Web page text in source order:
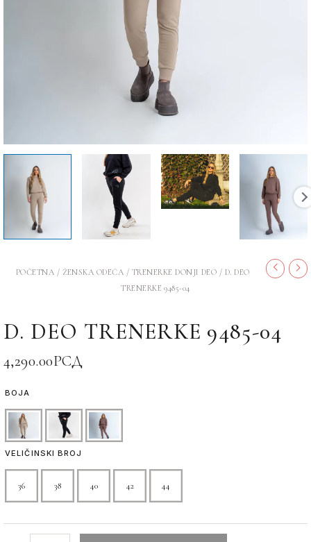
POČETNA / ŽENSKA ODEĆA / TRENERKE DONJI DEO / D. DEO
TRENERKE 9485-04
D. DEO TRENERKE 9485-04
4,290.00РСД
BOJA
VELIČINSKI BROJ
36 38 40 42 44